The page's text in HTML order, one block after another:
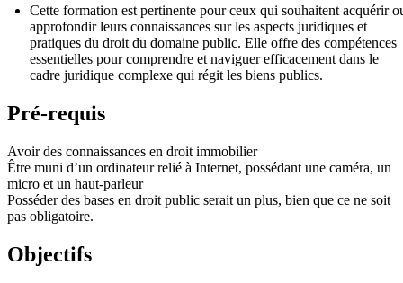
Cette formation est pertinente pour ceux qui souhaitent acquérir
approfondir leurs connaissances sur les aspects juridiques et
pratiques du droit du domaine public. Elle offre des compétences
essentielles pour comprendre et naviguer efficacement dans le
cadre juridique complexe qui régit les biens publics.
Pré-requis
Avoir des connaissances en droit immobilier
Être muni d’un ordinateur relié à Internet, possédant une caméra, un
micro et un haut-parleur
Posséder des bases en droit public serait un plus, bien que ce ne soit
pas obligatoire.
Objectifs